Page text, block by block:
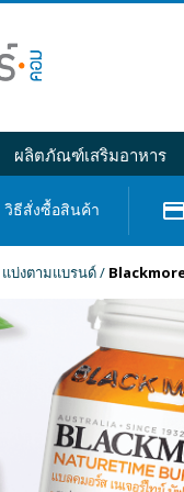
ผลิตภัณฑ์เสริมอาหาร
วิธีสั่งซื้อสินค้า credit_card
แบ่งตามแบรนด์/